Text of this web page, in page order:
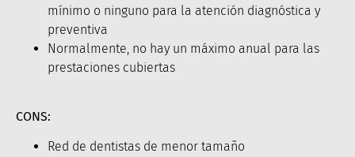
mínimo o ninguno para la atención diagnóstica y
preventiva
Normalmente, no hay un máximo anual para las
prestaciones cubiertas
CONS:
Red de dentistas de menor tamaño